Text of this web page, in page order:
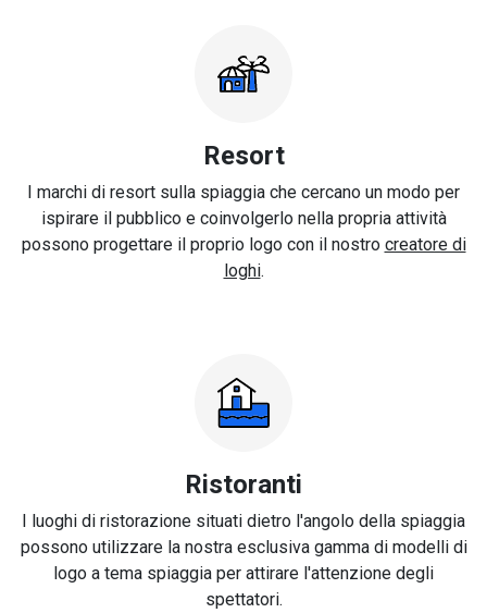
Resort
I marchi di resort sulla spiaggia che cercano un modo per
ispirare il pubblico e coinvolgerlo nella propria attività
possono progettare il proprio logo con il nostro creatore di
loghi.
Ristoranti
I luoghi di ristorazione situati dietro l'angolo della spiaggia
possono utilizzare la nostra esclusiva gamma di modelli di
logo a tema spiaggia per attirare l'attenzione degli
spettatori.